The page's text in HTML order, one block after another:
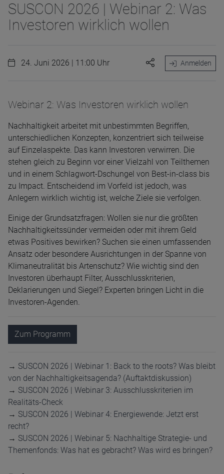
SUSCON 2026 | Webinar 2: Was
Investoren wirklich wollen
24. Juni 2026 | 11:00 Uhr Anmelden
Webinar 2: Was Investoren wirklich wollen
Nachhaltigkeit arbeitet mit unbestimmten Begriffen,
unterschiedlichen Konzepten, konzentriert sich teilweise
auf Einzelaspekte. Das kann Investoren verwirren. Die
stehen gleich zu Beginn vor einer Vielzahl von Teilthemen
und in einem Schlagwort-Dschungel von Best-in-class bis
zu Impact. Entscheidend im Vorfeld ist jedoch, was
Anlegern wirklich wichtig ist, welche Ziele sie verfolgen.
Einige der Grundsatzfragen: Wollen sie nur die größten
Nachhaltigkeitssünder vermeiden oder mit ihrem Geld
etwas Positives bewirken? Suchen sie einen umfassenden
Ansatz oder besondere Ausrichtungen in der Spanne von
Klimaneutralität bis Artenschutz? Wie wichtig sind den
Investoren überhaupt Filter, Ausschlusskriterien,
Deklarierungen und Siegel? Experten bringen Licht in die
Investoren-Agenden.
Zum Programm
→ SUSCON 2026 | Webinar 1: Back to the roots? Was bleibt
von der Nachhaltigkeitsagenda? (Auftaktdiskussion)
→ SUSCON 2026 | Webinar 3: Ausschlusskriterien im
Realitäts-Check
→ SUSCON 2026 | Webinar 4: Energiewende: Jetzt erst
recht?
→ SUSCON 2026 | Webinar 5: Nachhaltige Strategie- und
Themenfonds: Was hat es gebracht? Was wird es bringen?